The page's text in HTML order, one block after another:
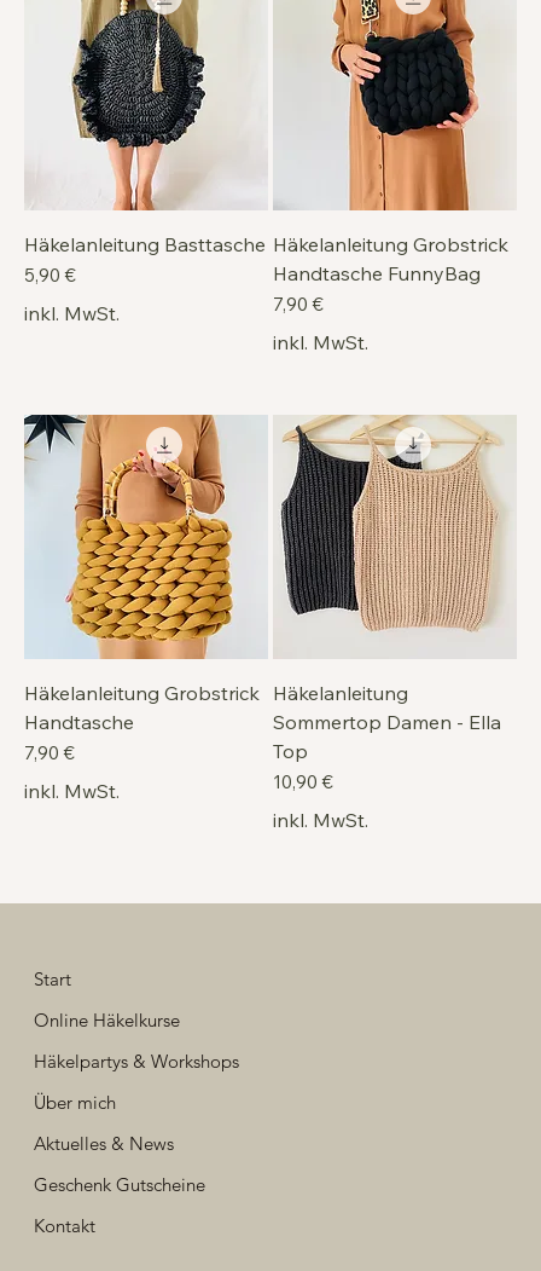
Häkelanleitung Basttasche
Preis
5,90 €
inkl. MwSt.
Häkelanleitung Grobstrick
Handtasche FunnyBag
Preis
7,90 €
inkl. MwSt.
Häkelanleitung Grobstrick
Handtasche
Preis
7,90 €
inkl. MwSt.
Häkelanleitung
Sommertop Damen - Ella
Top
Preis
10,90 €
inkl. MwSt.
Start
Online Häkelkurse
Häkelpartys & Workshops
Über mich
Aktuelles & News
Geschenk Gutscheine
Kontakt